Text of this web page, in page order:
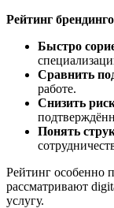
Рейтинг
Быстро
Сравнить
работе.
Снизить
Понять
Рейтинг особенно
рассматривают
услугу.